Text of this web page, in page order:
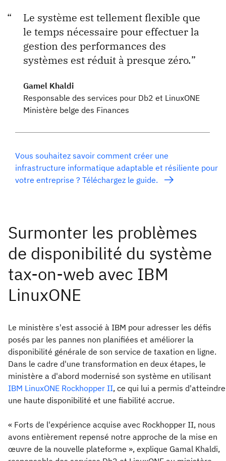
Le système est tellement flexible que
le temps nécessaire pour effectuer la
gestion des performances des
systèmes est réduit à presque zéro.
Gamel Khaldi
Responsable des services pour Db2 et LinuxONE
Ministère belge des Finances
Vous souhaitez savoir comment créer une
infrastructure informatique adaptable et résiliente pour
votre entreprise ? Téléchargez le guide.
Le ministère s'est associé à IBM pour adresser les défis
posés par les pannes non planifiées et améliorer la
disponibilité générale de son service de taxation en ligne.
Dans le cadre d'une transformation en deux étapes, le
ministère a d'abord modernisé son système en utilisant
IBM LinuxONE Rockhopper II, ce qui lui a permis d'atteindre
une haute disponibilité et une fiabilité accrue.
« Forts de l'expérience acquise avec Rockhopper II, nous
avons entièrement repensé notre approche de la mise en
œuvre de la nouvelle plateforme », explique Gamal Khaldi,